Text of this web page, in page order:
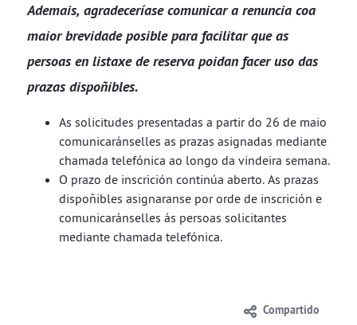
Ademais, agradeceríase comunicar a renuncia coa
maior brevidade posible para facilitar que as
persoas en listaxe de reserva poidan facer uso das
prazas dispoñibles.
As solicitudes presentadas a partir do 26 de maio
comunicaránselles as prazas asignadas mediante
chamada telefónica ao longo da vindeira semana.
O prazo de inscrición continúa aberto. As prazas
dispoñibles asignaranse por orde de inscrición e
comunicaránselles ás persoas solicitantes
mediante chamada telefónica.
Compartido